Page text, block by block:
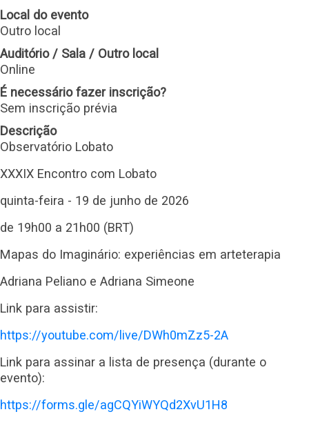
Local do evento
Outro local
Auditório / Sala / Outro local
Online
É necessário fazer inscrição?
Sem inscrição prévia
Descrição
Observatório Lobato
XXXIX Encontro com Lobato
quinta-feira - 19 de junho de 2026
de 19h00 a 21h00 (BRT)
Mapas do Imaginário: experiências em arteterapia
Adriana Peliano e Adriana Simeone
Link para assistir:
https://youtube.com/live/DWh0mZz5-2A
Link para assinar a lista de presença (durante o
evento):
https://forms.gle/agCQYiWYQd2XvU1H8